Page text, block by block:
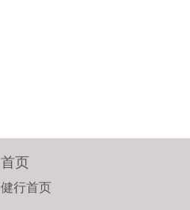
首页
健行首页